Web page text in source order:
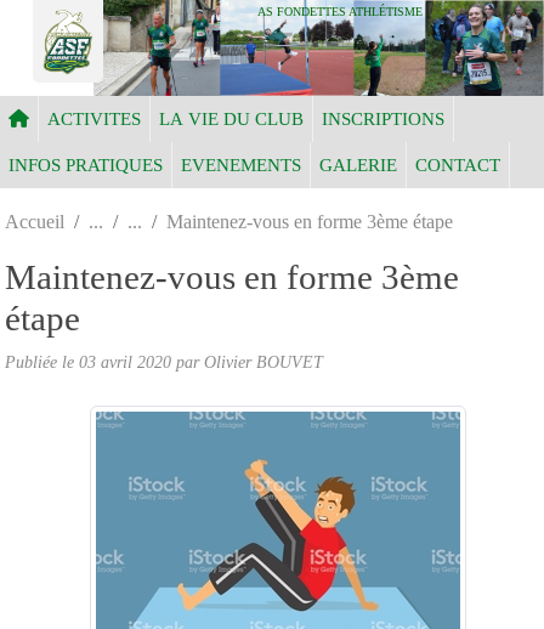
AS FONDETTES ATHLÉTISME
ACTIVITES LA VIE DU CLUB INSCRIPTIONS
INFOS PRATIQUES EVENEMENTS GALERIE CONTACT
Accueil Maintenez-vous en forme 3ème étape
Maintenez-vous en forme 3ème
étape
Publiée le 03 avril 2020 par Olivier BOUVET
Panneau de gestion des cookies